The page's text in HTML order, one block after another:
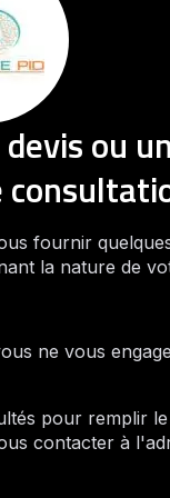
ou un
fournir
la nature de
ne vous
pour remplir le
contacter à